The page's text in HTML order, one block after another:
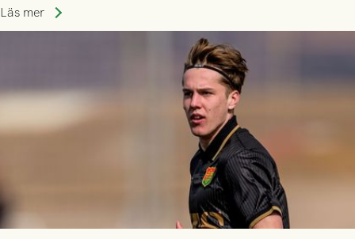
Husqvarna FF. Häng med och stötta grönsvart på plats!
Läs mer